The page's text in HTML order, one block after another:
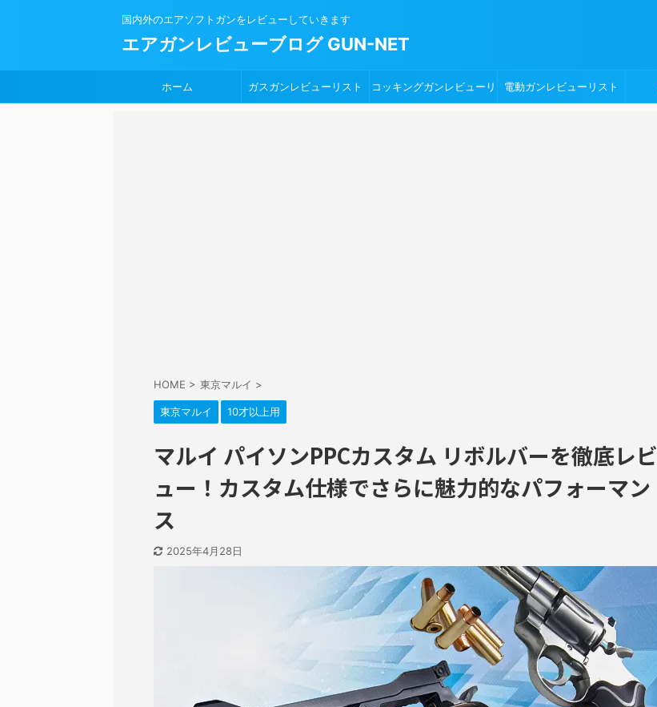
国内外のエアソフトガンをレビューしていきます
エアガンレビューブログ GUN-NET
ホーム ガスガンレビューリスト コッキングガンレビューリ 電動ガンレビューリスト
HOME > 東京マルイ >
東京マルイ 10才以上用
マルイ パイソンPPCカスタム リボルバーを徹底レビ
ュー！カスタム仕様でさらに魅力的なパフォーマン
ス
2025年4月28日